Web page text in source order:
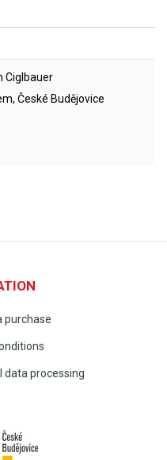
Ciglbauer
České Budějovice
purchase
data processing